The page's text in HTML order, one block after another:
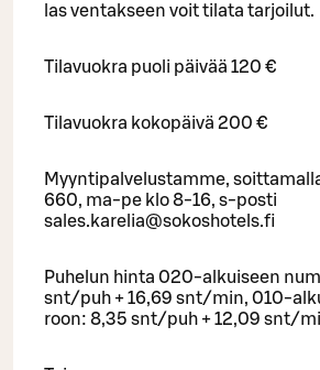
las ventakseen voit tilata tarjoilut.
Tilavuokra puoli päivää 120 €
Tilavuokra kokopäivä 200 €
Myyntipalvelustamme,
660, ma-pe klo 8-16, s-posti
sales.karelia@sokoshotels.fi
Pu­he­lun hinta 020-al­kui­seen
snt/puh + 16,69 snt/min, 010-
roon: 8,35 snt/puh + 12,09 snt/